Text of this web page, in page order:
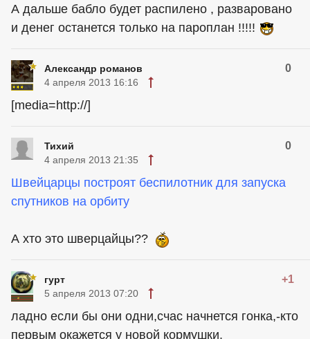
А дальше бабло будет распилено , разваровано
и денег останется только на пароплан !!!!!
Александр романов 0
4 апреля 2013 16:16
[media=http://]
Тихий 0
4 апреля 2013 21:35
Швейцарцы построят беспилотник для запуска
спутников на орбиту
А хто это шверцайцы??
гурт +1
5 апреля 2013 07:20
ладно если бы они одни,счас начнется гонка,-кто
первым окажется у новой кормушки.